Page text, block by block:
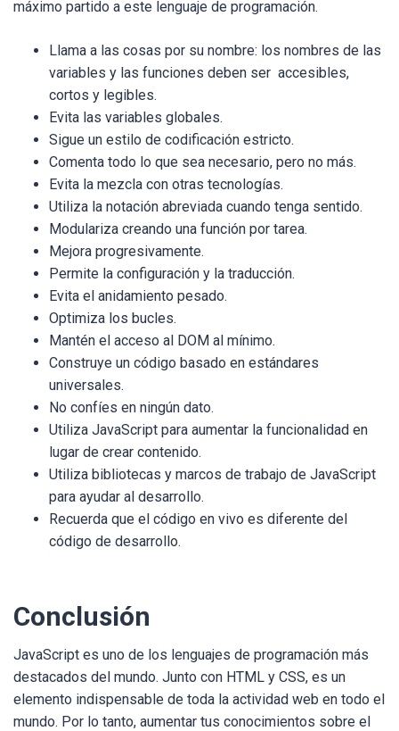
máximo partido a este lenguaje de programación.
Llama a las cosas por su nombre: los nombres de las
variables y las funciones deben ser accesibles,
cortos y legibles.
Evita las variables globales.
Sigue un estilo de codificación estricto.
Comenta todo lo que sea necesario, pero no más.
Evita la mezcla con otras tecnologías.
Utiliza la notación abreviada cuando tenga sentido.
Modulariza creando una función por tarea.
Mejora progresivamente.
Permite la configuración y la traducción.
Evita el anidamiento pesado.
Optimiza los bucles.
Mantén el acceso al DOM al mínimo.
Construye un código basado en estándares
universales.
No confíes en ningún dato.
Utiliza JavaScript para aumentar la funcionalidad en
lugar de crear contenido.
Utiliza bibliotecas y marcos de trabajo de JavaScript
para ayudar al desarrollo.
Recuerda que el código en vivo es diferente del
código de desarrollo.
Conclusión
JavaScript es uno de los lenguajes de programación más
destacados del mundo. Junto con HTML y CSS, es un
elemento indispensable de toda la actividad web en todo el
mundo. Por lo tanto, aumentar tus conocimientos sobre el